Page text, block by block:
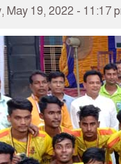
May 19, 2022 - 11:17